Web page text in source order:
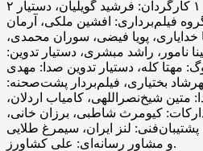
شیخ‌احمدی، دستیار ۱ کارگردان: فرشید گویلیان، دستیار ۲
فیلم‌برداری: افشین ملکی، آرمان
خدایاری، پویا فیضی، سوران محمدی،
نامور، راشد مبشری، دستیار تدوین:
مهتا کله، دستیار تدوین صدا: مهدی
بختیاری، فیلم‌بردار پشت‌صحنه:
متین شیخ‌نصراللهی، کامیاب اردلان،
کیومرث شاطبی، برزان خانی،
پشتیبان‌فنی: لنز ایران، سیمرغ طلایی
و مشاور رسانه‌ای: علی کشاورز.